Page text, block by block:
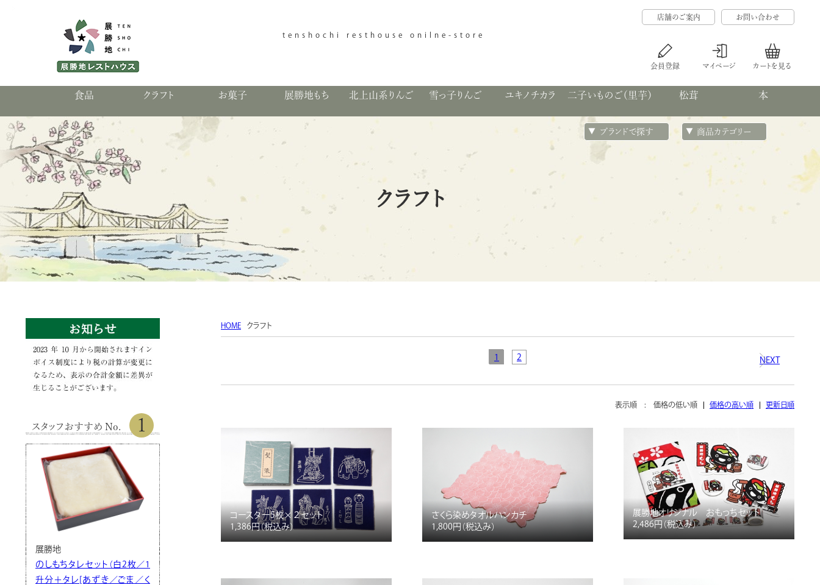
tenshochi resthouse onilne-store
店舗のご案内 お問い合わせ
会員登録 マイページ カートを見る
食品 クラフト お菓子 展勝地もち 北上山系りんご 雪っ子りんご ユキノチカラ 二子いものご（里芋） 松茸 本
ブランドで探す 商品カテゴリー
クラフト
スタッフおすすめ No. 1
展勝地
のしもちタレセット（白2枚／1
升分＋タレ[あずき／ごま／く
HOME クラフト
NEXT
1 2
表示順 : 価格の低い順 価格の高い順 更新日順
コースター5枚×２セット
1,386円（税込み）
さくら染めタオルハンカチ
1,800円（税込み）
展勝地オリジナル おもっちセット
2,486円 （税込み）